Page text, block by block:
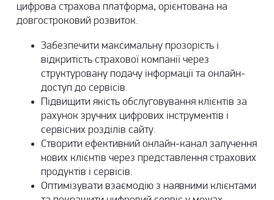
цифрова страхова платформа, орієнтована на
довгостроковий розвиток.
Забезпечити максимальну прозорість і
відкритість страхової компанії через
структуровану подачу інформації та онлайн-
доступ до сервісів.
Підвищити якість обслуговування клієнтів за
рахунок зручних цифрових інструментів і
сервісних розділів сайту.
Створити ефективний онлайн-канал залучення
нових клієнтів через представлення страхових
продуктів і сервісів.
Оптимізувати взаємодію з наявними клієнтами